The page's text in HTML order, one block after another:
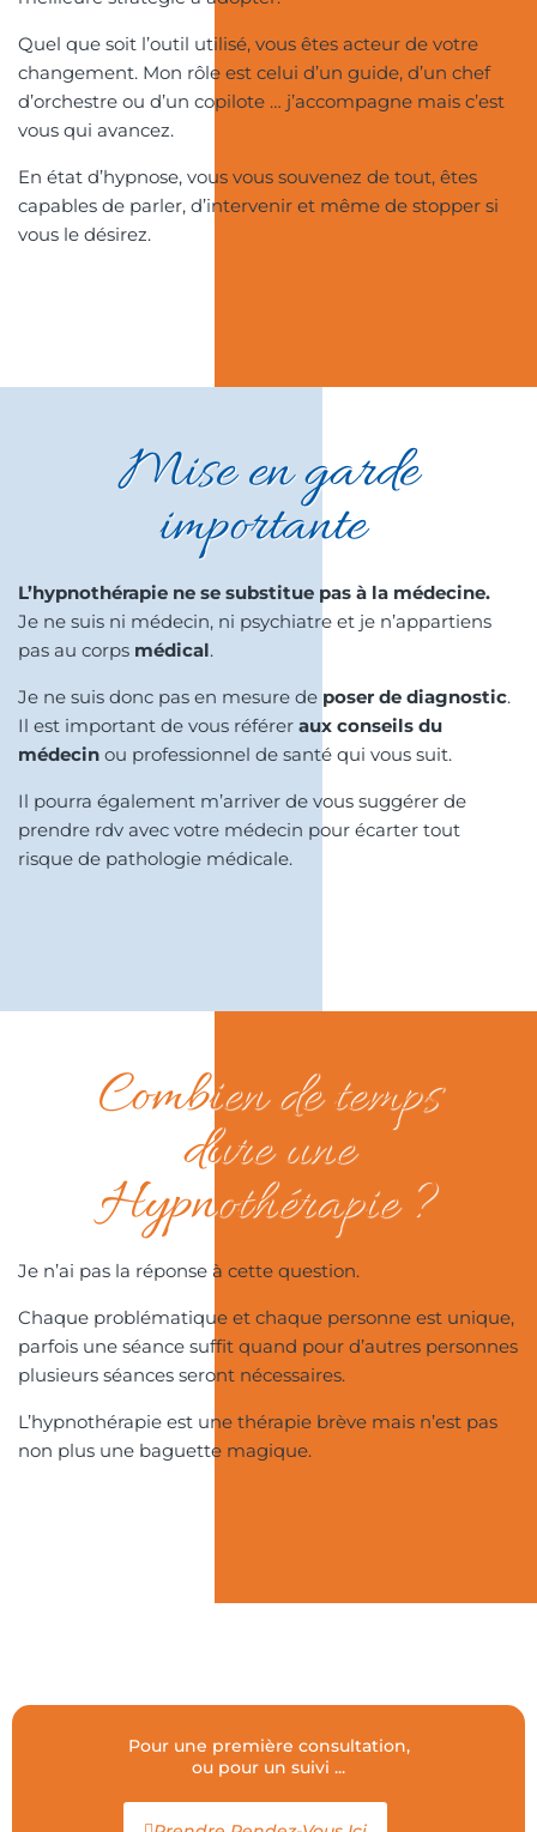
Quel que soit l’outil utilisé, vous êtes acteur de votre
changement. Mon rôle est celui d’un guide, d’un chef
d’orchestre ou d’un copilote … j’accompagne mais c’est
vous qui avancez.
En état d’hypnose, vous vous souvenez de tout, êtes
capables de parler, d’intervenir et même de stopper si
vous le désirez.
Mise en garde
importante
L’hypnothérapie ne se substitue pas à la médecine.
Je ne suis ni médecin, ni psychiatre et je n’appartiens
pas au corps médical.
Je ne suis donc pas en mesure de poser de diagnostic.
Il est important de vous référer aux conseils du
médecin ou professionnel de santé qui vous suit.
Il pourra également m’arriver de vous suggérer de
prendre rdv avec votre médecin pour écarter tout
risque de pathologie médicale.
Combien de temps
dure une
Hypnothérapie ?
Je n’ai pas la réponse à cette question.
Chaque problématique et chaque personne est unique,
parfois une séance suffit quand pour d’autres personnes
plusieurs séances seront nécessaires.
L’hypnothérapie est une thérapie brève mais n’est pas
non plus une baguette magique.
Pour une première consultation,
ou pour un suivi ...